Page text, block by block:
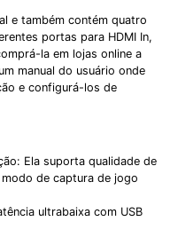
e também contém quatro
portas para HDMI In,
la em lojas online a
manual do usuário onde
e configurá-los de
Ela suporta qualidade de
de captura de jogo
ultrabaixa com USB